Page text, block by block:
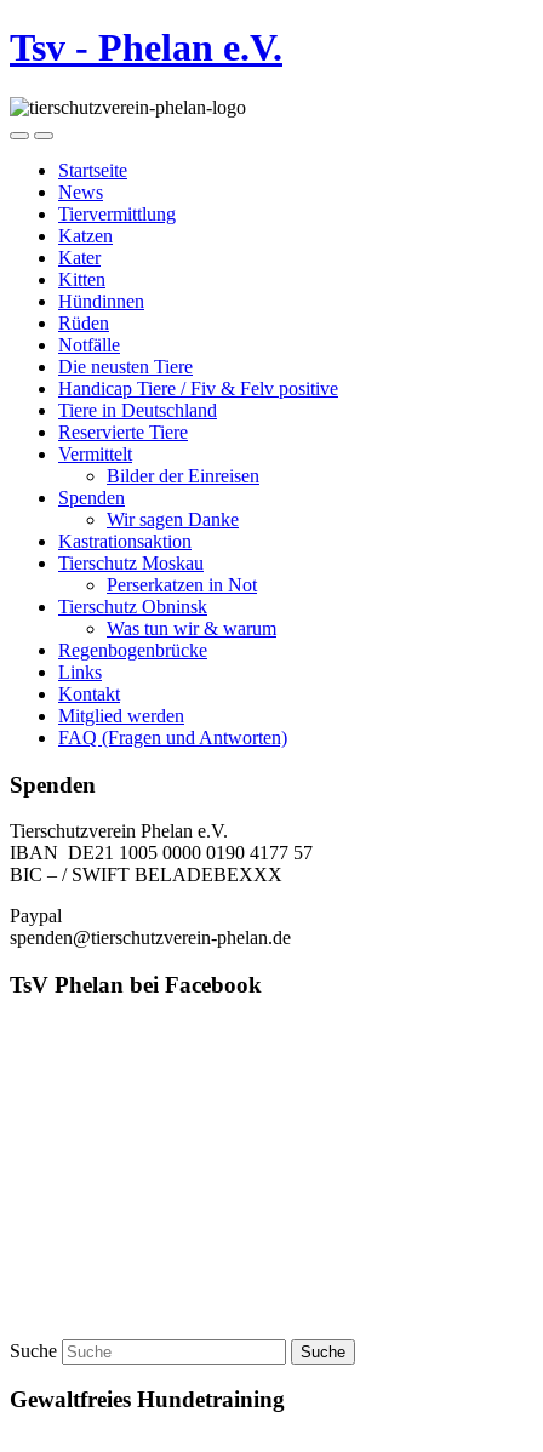
Tsv - Phelan e.V.
Startseite
News
Tiervermittlung
Katzen
Kater
Kitten
Hündinnen
Rüden
Notfälle
Die neusten Tiere
Handicap Tiere / Fiv & Felv positive
Tiere in Deutschland
Reservierte Tiere
Vermittelt
Bilder der Einreisen
Spenden
Wir sagen Danke
Kastrationsaktion
Tierschutz Moskau
Perserkatzen in Not
Tierschutz Obninsk
Was tun wir & warum
Regenbogenbrücke
Links
Kontakt
Mitglied werden
FAQ (Fragen und Antworten)
Spenden
Tierschutzverein Phelan e.V.
IBAN DE21 1005 0000 0190 4177 57
BIC – / SWIFT BELADEBEXXX
Paypal
spenden@tierschutzverein-phelan.de
TsV Phelan bei Facebook
Suche
Gewaltfreies Hundetraining